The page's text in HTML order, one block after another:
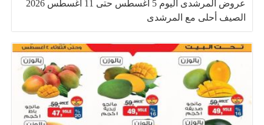
عروض المرشدى اليوم 5 اغسطس حتى 11 اغسطس 2026
الصيف أحلى مع المرشدى